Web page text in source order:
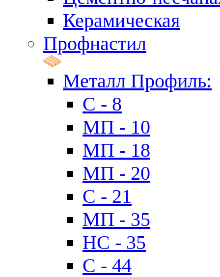
Керамическая
Профнастил
Металл Профиль:
C - 8
МП - 10
МП - 18
МП - 20
C - 21
МП - 35
HC - 35
C - 44